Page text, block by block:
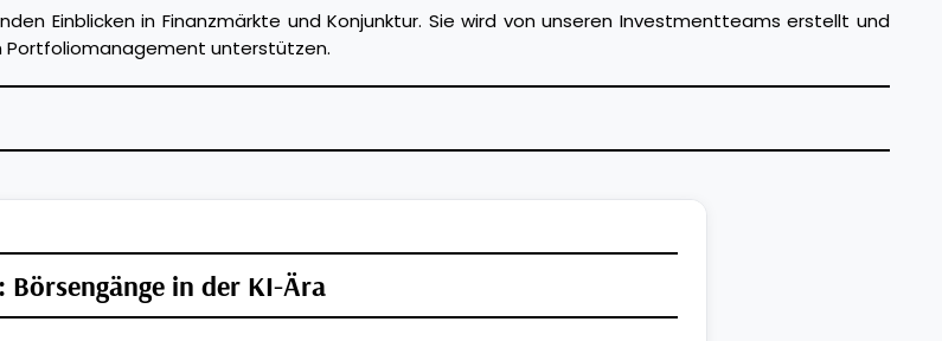
Einblicken in Finanzmärkte und Konjunktur. Sie wird von unseren Investmentteams erstellt und
Portfoliomanagement unterstützen.
in der KI-Ära